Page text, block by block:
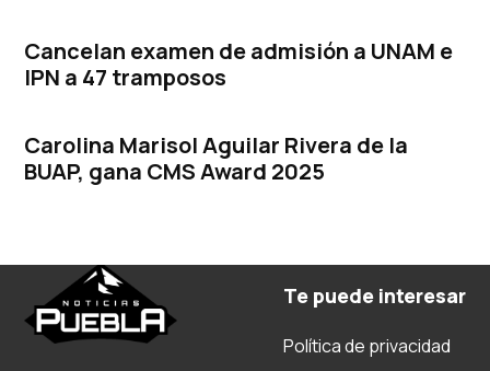
Cancelan examen de admisión a UNAM e
IPN a 47 tramposos
Carolina Marisol Aguilar Rivera de la
BUAP, gana CMS Award 2025
Te puede interesar
Política de privacidad